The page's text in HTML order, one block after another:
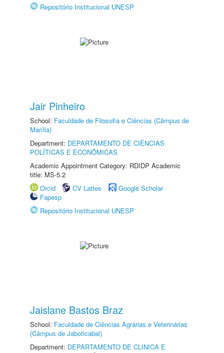
Repositório Institucional UNESP
Jair Pinheiro
School: Faculdade de Filosofia e Ciências (Câmpus de
Marília)
Department: DEPARTAMENTO DE CIÊNCIAS
POLÍTICAS E ECONÔMICAS
Academic Appointment Category: RDIDP Academic
title: MS-5.2
Orcid
CV Lattes
Google Scholar
Fapesp
Repositório Institucional UNESP
Jaislane Bastos Braz
School: Faculdade de Ciências Agrárias e Veterinárias
(Câmpus de Jaboticabal)
Department: DEPARTAMENTO DE CLINICA E